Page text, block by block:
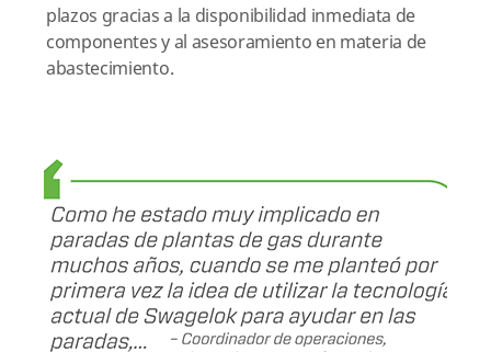
plazos gracias a la disponibilidad inmediata de
componentes y al asesoramiento en materia de
abastecimiento.